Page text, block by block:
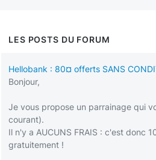
LES POSTS DU FORUM
Hellobank : 80¤ offerts SANS
Bonjour,
Je vous propose un parrainage qui
courant).
Il n'y a AUCUNS FRAIS : c'est donc
gratuitement !